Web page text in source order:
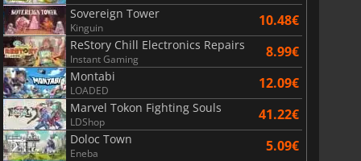
Sovereign Tower
Kinguin 10.48€
ReStory Chill Electronics Repairs
Instant Gaming 8.99€
Montabi
LOADED 12.09€
Marvel Tokon Fighting Souls
LDShop 41.22€
Doloc Town
Eneba 5.09€